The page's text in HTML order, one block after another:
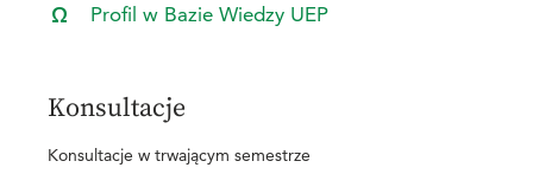
Profil w Bazie Wiedzy UEP
Konsultacje
Konsultacje w trwającym semestrze